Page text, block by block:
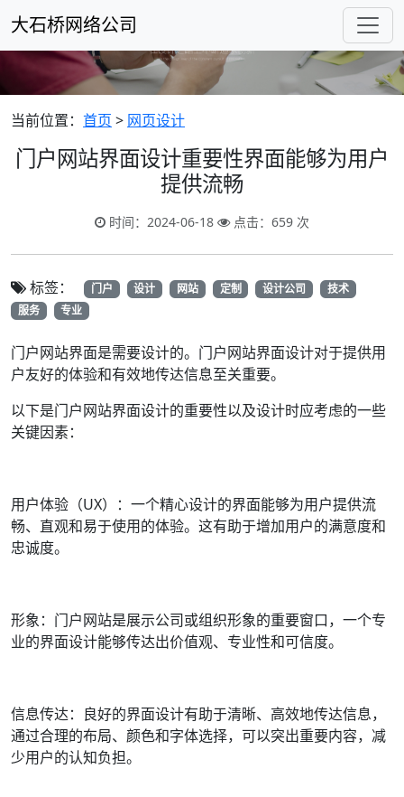
大石桥网络公司
当前位置： 首页 > 网页设计
门户网站界面设计重要性界面能够为用户
提供流畅
时间：2024-06-18 点击：659 次
标签： 门户 设计 网站 定制 设计公司
技术
服务
专业
门户网站界面是需要设计的。门户网站界面设计对于提供用
户友好的体验和有效地传达信息至关重要。
以下是门户网站界面设计的重要性以及设计时应考虑的一些
关键因素：
用户体验（UX）：一个精心设计的界面能够为用户提供流
畅、直观和易于使用的体验。这有助于增加用户的满意度和
忠诚度。
形象：门户网站是展示公司或组织形象的重要窗口，一个专
业的界面设计能够传达出价值观、专业性和可信度。
信息传达：良好的界面设计有助于清晰、高效地传达信息，
通过合理的布局、颜色和字体选择，可以突出重要内容，减
少用户的认知负担。